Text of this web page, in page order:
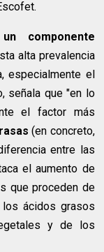
componente
alta prevalencia
especialmente el
señala que "en lo
el factor más
(en concreto,
entre las
el aumento de
que proceden de
ácidos grasos
y de los